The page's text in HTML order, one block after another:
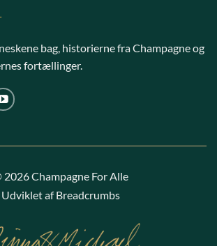
bag, historierne fra Champagne og
fortællinger.
Champagne For Alle
Udviklet af Breadcrumbs